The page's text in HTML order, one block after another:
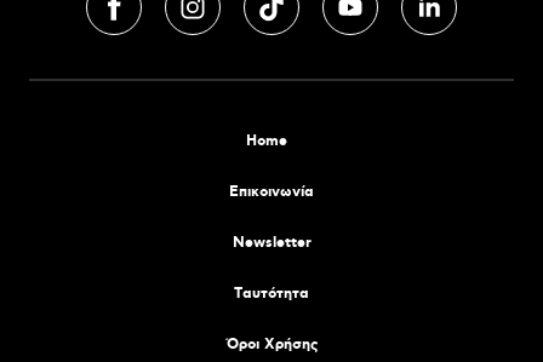
Home
Επικοινωνία
Newsletter
Tαυτότητα
Όροι Χρήσης